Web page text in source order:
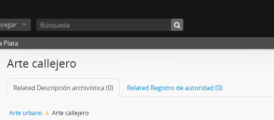
Plata
Arte callejero
Related Descripción archivística (0) Related Registro de autoridad (0)
Arte urbano Arte callejero